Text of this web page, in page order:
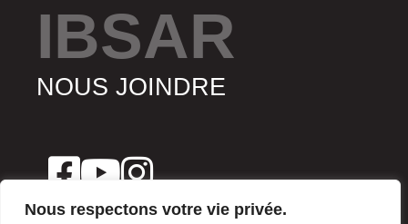
Nous respectons votre vie privée.
IBSAR
NOUS JOINDRE